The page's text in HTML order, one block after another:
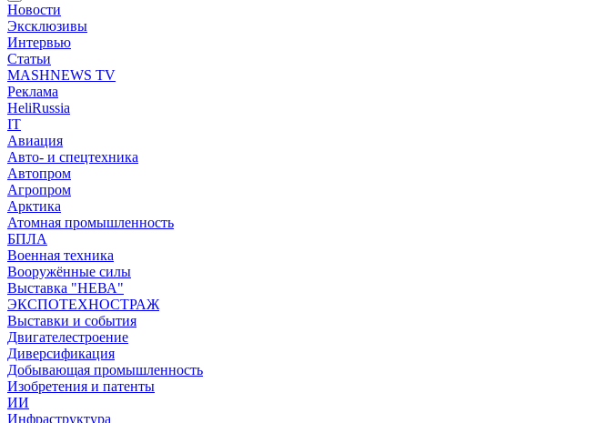
Новости
Эксклюзивы
Интервью
Статьи
MASHNEWS TV
Реклама
HeliRussia
IT
Авиация
Авто- и спецтехника
Автопром
Агропром
Арктика
Атомная промышленность
БПЛА
Военная техника
Вооружённые силы
Выставка "НЕВА"
ЭКСПОТЕХНОСТРАЖ
Выставки и события
Двигателестроение
Диверсификация
Добывающая промышленность
Изобретения и патенты
ИИ
Инфраструктура